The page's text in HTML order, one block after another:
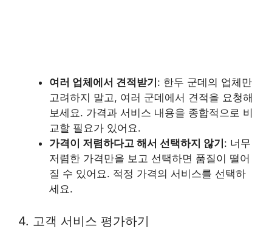
여러 업체에서 견적받기: 한두 군데의 업체만
고려하지 말고, 여러 군데에서 견적을 요청해
보세요. 가격과 서비스 내용을 종합적으로 비
교할 필요가 있어요.
가격이 저렴하다고 해서 선택하지 않기: 너무
저렴한 가격만을 보고 선택하면 품질이 떨어
질 수 있어요. 적정 가격의 서비스를 선택하
세요.
4. 고객 서비스 평가하기